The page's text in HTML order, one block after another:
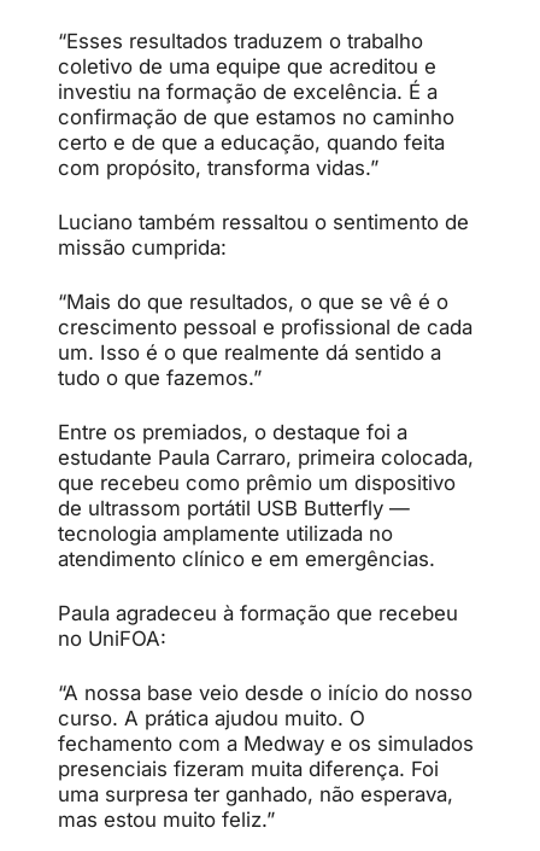
“Esses resultados traduzem o trabalho
coletivo de uma equipe que acreditou e
investiu na formação de excelência. É a
confirmação de que estamos no caminho
certo e de que a educação, quando feita
com propósito, transforma vidas.”
Luciano também ressaltou o sentimento de
missão cumprida:
“Mais do que resultados, o que se vê é o
crescimento pessoal e profissional de cada
um. Isso é o que realmente dá sentido a
tudo o que fazemos.”
Entre os premiados, o destaque foi a
estudante Paula Carraro, primeira colocada,
que recebeu como prêmio um dispositivo
de ultrassom portátil USB Butterfly —
tecnologia amplamente utilizada no
atendimento clínico e em emergências.
Paula agradeceu à formação que recebeu
no UniFOA:
“A nossa base veio desde o início do nosso
curso. A prática ajudou muito. O
fechamento com a Medway e os simulados
presenciais fizeram muita diferença. Foi
uma surpresa ter ganhado, não esperava,
mas estou muito feliz.”